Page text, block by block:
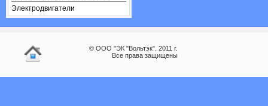
Электродвигатели
© ООО "ЭК "Вольтэк". 2011 г.
Все права защищены